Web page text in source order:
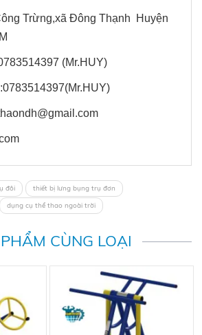
Trừng,xã Đông Thạnh Huyện
(Mr.HUY)
đôi
thiết bị lưng bụng trụ đơn
dụng cụ thể thao ngoài trời
CÙNG LOẠI